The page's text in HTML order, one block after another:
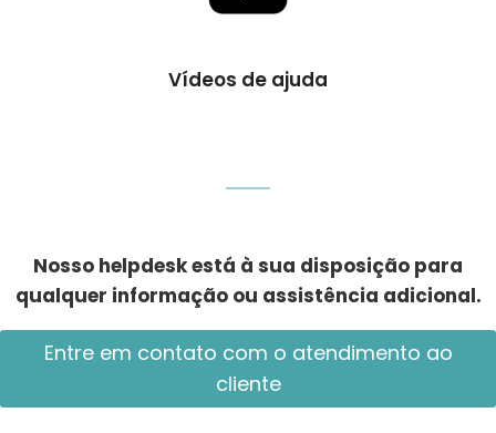
Vídeos de ajuda
Nosso helpdesk está à sua disposição para
qualquer informação ou assistência adicional.
Entre em contato com o atendimento ao
cliente